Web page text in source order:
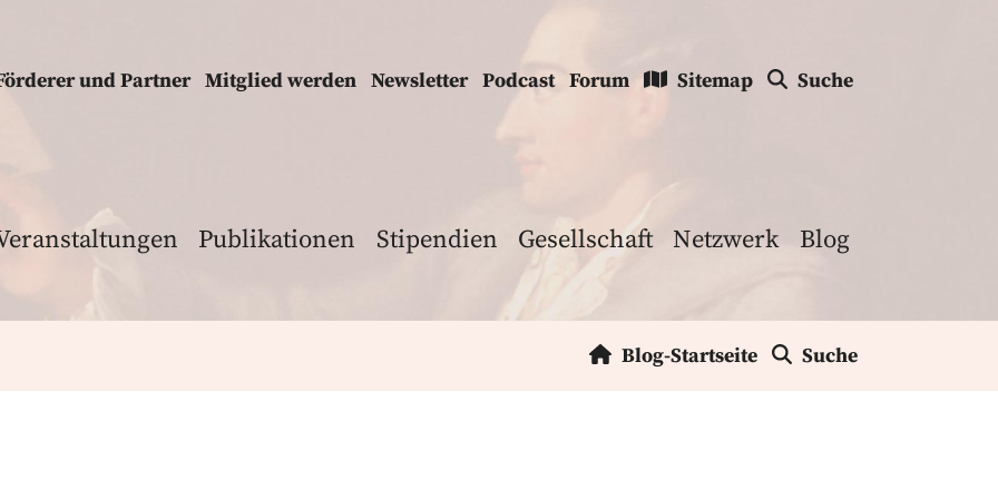
und Partner Mitglied werden Newsletter Podcast Forum Sitemap Suche
Publikationen Stipendien Gesellschaft Netzwerk Blog
Blog-Startseite Suche